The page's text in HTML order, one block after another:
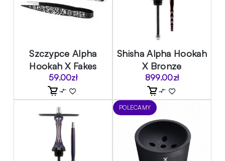
Szczypce Alpha
Hookah X Fakes
59.00zł
Shisha Alpha Hookah
X Bronze
899.00zł
POLECAMY